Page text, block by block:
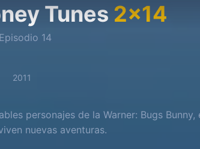
Tunes 2x14
14
2011
personajes de la Warner: Bugs
nuevas aventuras.